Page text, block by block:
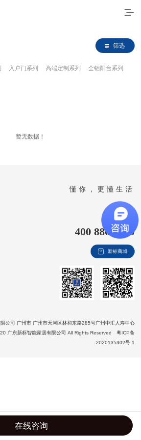
筛选
入户门系列 高端定制系列 全铝阳台系列
暂无数据！
懂你，更懂生活
全国客服热线
400 8866 020
新标商城
公司 广州市 广州市天河区林和东路285号广州中汇人寿中心
广东新标智能家居有限公司 All Rights Reserved 粤ICP备
2020135302号-1
在线咨询